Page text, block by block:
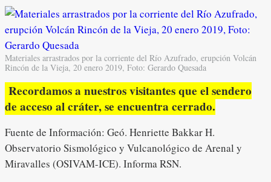
Materiales arrastrados por la corriente del Río Azufrado, erupción Volcán
Rincón de la Vieja, 20 enero 2019, Foto: Gerardo Quesada
Recordamos a nuestros visitantes que el sendero
de acceso al cráter, se encuentra cerrado.
Fuente de Información: Geó. Henriette Bakkar H.
Observatorio Sismológico y Vulcanológico de Arenal y
Miravalles (OSIVAM-ICE). Informa RSN.